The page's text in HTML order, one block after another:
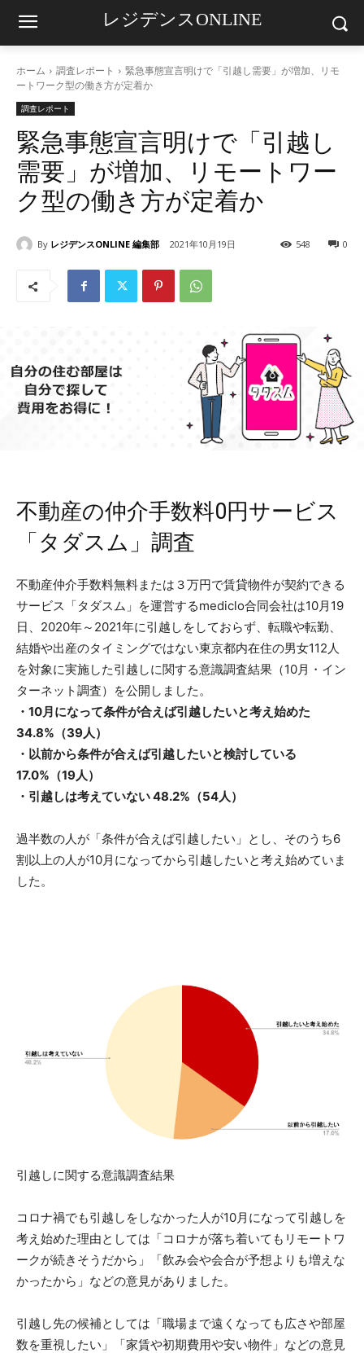
レジデンスONLINE
ホーム 調査レポート
緊急事態宣言明けで「引越し需要」が増加、リモ
ートワーク型の働き方が定着か
調査レポート
緊急事態宣言明けで「引越し
需要」が増加、リモートワー
ク型の働き方が定着か
By レジデンスONLINE 編集部 2021年10月19日 0
548
不動産の仲介手数料0円サービス
「タダスム」調査
不動産仲介手数料無料または３万円で賃貸物件が契約できる
サービス「タダスム」を運営するmediclo合同会社は10月19
日、2020年～2021年に引越しをしておらず、転職や転勤、
結婚や出産のタイミングではない東京都内在住の男女112人
を対象に実施した引越しに関する意識調査結果（10月・イン
ターネット調査）を公開しました。
・10月になって条件が合えば引越したいと考え始めた
34.8%（39人）
・以前から条件が合えば引越したいと検討している
17.0%（19人）
・引越しは考えていない 48.2%（54人）
​過半数の人が「条件が合えば引越したい」とし、そのうち6
割以上の人が10月になってから引越したいと考え始めていま
した。
引越しに関する意識調査結果
コロナ禍でも引越しをしなかった人が10月になって引越しを
考え始めた理由としては「コロナが落ち着いてもリモートワ
ークが続きそうだから」「飲み会や会合が予想よりも増えな
かったから」などの意見がありました。
引越し先の候補としては「職場まで遠くなっても広さや部屋
数を重視したい」「家賃や初期費用や安い物件」などの意見